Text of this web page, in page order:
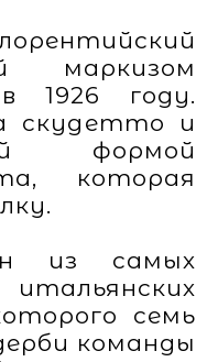
маркизом
1926 году.
скудетто и
формой
которая
из самых
семь
команды